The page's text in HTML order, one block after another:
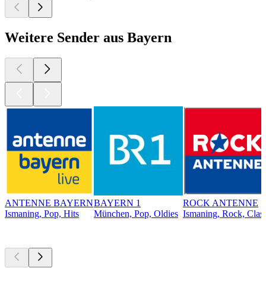
Weitere Sender aus Bayern
ANTENNE BAYERN
Ismaning, Pop, Hits
BAYERN 1
München, Pop, Oldies
ROCK ANTENNE
Ismaning, Rock,